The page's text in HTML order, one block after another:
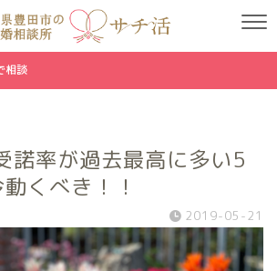
相談
諾率が過去最高に多い5
くべき！！
2019-05-21